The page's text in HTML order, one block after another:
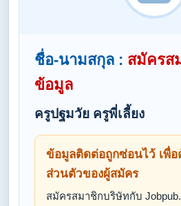
ชื่อ-นามสกุล : สมัครส
ข้อมูล
ครูปฐมวัย ครูพี่เลี้ยง
ข้อมูลติดต่อถูกซ่อนไว้ เพื่
ส่วนตัวของผู้สมัคร
สมัครสมาชิกบริษัทกับ